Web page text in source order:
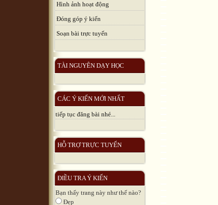
Hình ảnh hoạt động
Đóng góp ý kiến
Soạn bài trực tuyến
TÀI NGUYÊN DẠY HỌC
CÁC Ý KIẾN MỚI NHẤT
tiếp tục đăng bài nhé...
HỖ TRỢ TRỰC TUYẾN
ĐIỀU TRA Ý KIẾN
Bạn thấy trang này như thế nào?
Đẹp